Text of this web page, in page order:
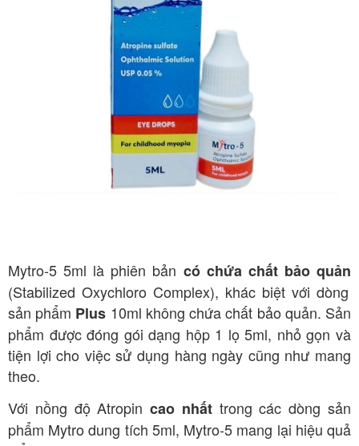
Mytro-5 5ml là phiên bản có chứa chất bảo quản
(Stabilized Oxychloro Complex), khác biệt với dòng
sản phẩm Plus 10ml không chứa chất bảo quản. Sản
phẩm được đóng gói dạng hộp 1 lọ 5ml, nhỏ gọn và
tiện lợi cho việc sử dụng hàng ngày cũng như mang
theo.
Với nồng độ Atropincao nhấttrong các dòng sản
phẩm Mytro dung tích 5ml, Mytro-5 mang lại hiệu quả